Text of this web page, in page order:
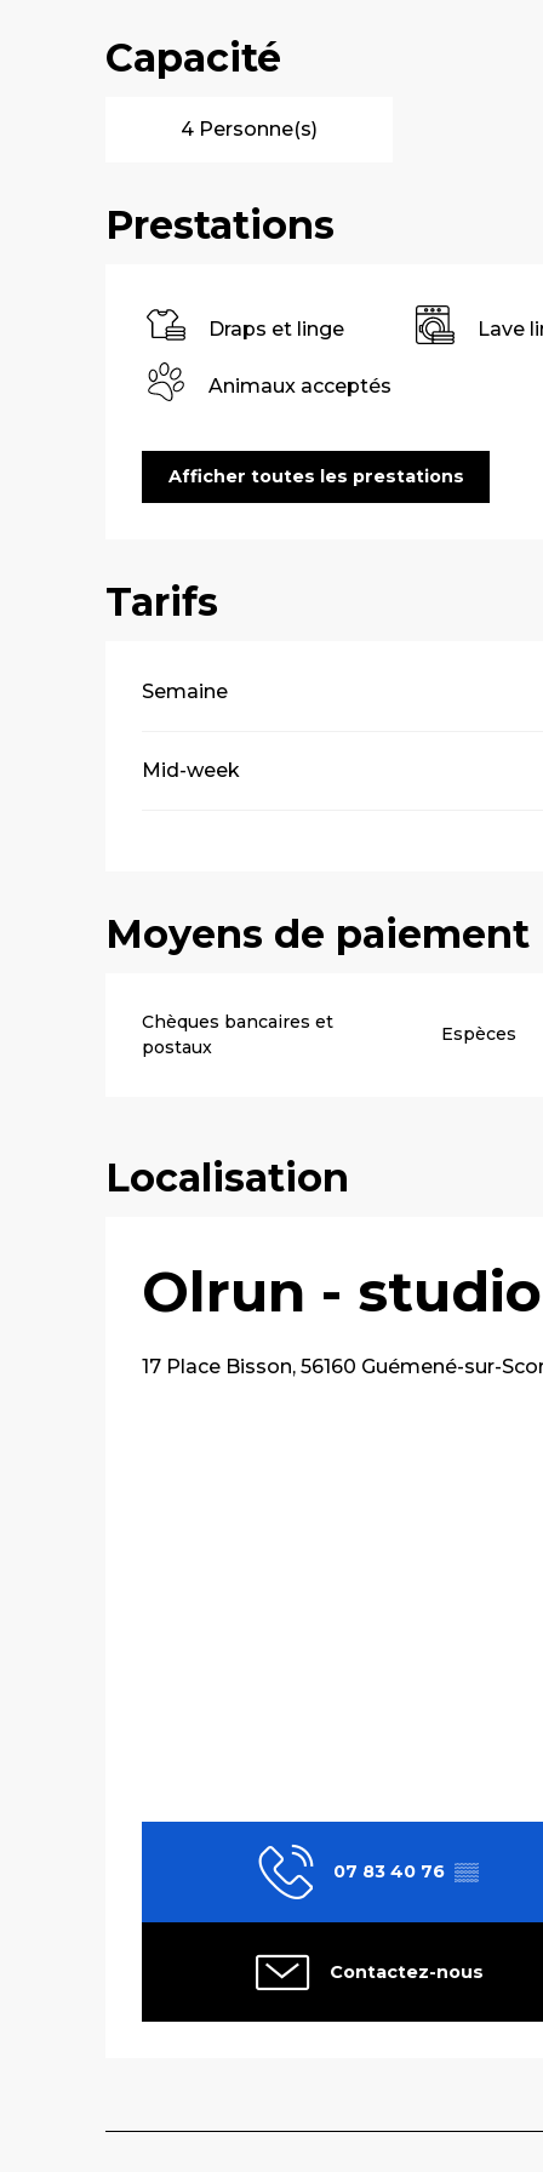
Capacité
4 Personne(s)
Prestations
Draps et linge Lave
Animaux acceptés
Afficher toutes les prestations
Tarifs
Tarifs 2026
Semaine
Mid-week
Moyens de paiement
Chèques bancaires et
postaux
Espèces
Localisation
Olrun - studio
17 Place Bisson, 56160 Guémené-sur-
07 83 40 76 ▒▒
Contactez-nous